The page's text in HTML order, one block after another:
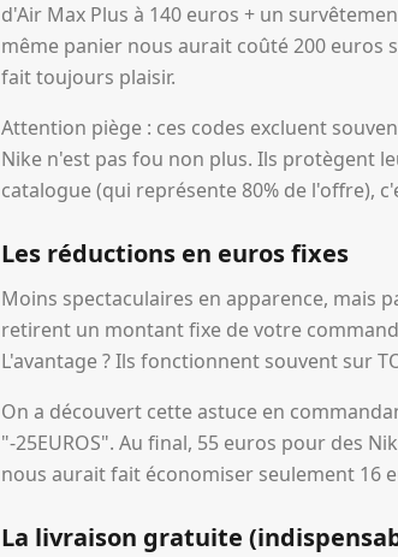
d'Air Max Plus à 140 euros + un
même panier nous aurait coûté 200 euros
fait toujours plaisir.
Attention piège : ces codes excluent
Nike n'est pas fou non plus. Ils protègent
catalogue (qui représente 80% de l'offre),
Les réductions en euros fixes
Moins spectaculaires en apparence, mais
retirent un montant fixe de votre
L'avantage ? Ils fonctionnent souvent sur
On a découvert cette astuce en
"-25EUROS". Au final, 55 euros pour des
nous aurait fait économiser seulement 16
La livraison gratuite